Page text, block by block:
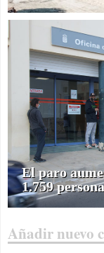
El paro
1.759
Añadir nuevo